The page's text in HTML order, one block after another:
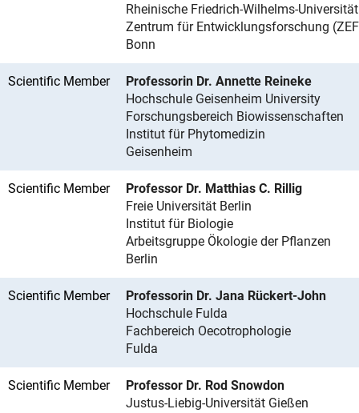
Rheinische Friedrich-Wilhelms-
Zentrum für Entwicklungsforschung
Bonn
Scientific Member
Professorin Dr. Annette Reineke
Hochschule Geisenheim University
Forschungsbereich Biowissenschaften
Institut für Phytomedizin
Geisenheim
Scientific Member
Professor Dr. Matthias C. Rillig
Freie Universität Berlin
Institut für Biologie
Arbeitsgruppe Ökologie der Pflanzen
Berlin
Scientific Member
Professorin Dr. Jana Rückert-John
Hochschule Fulda
Fachbereich Oecotrophologie
Fulda
Scientific Member
Professor Dr. Rod Snowdon
Justus-Liebig-Universität Gießen